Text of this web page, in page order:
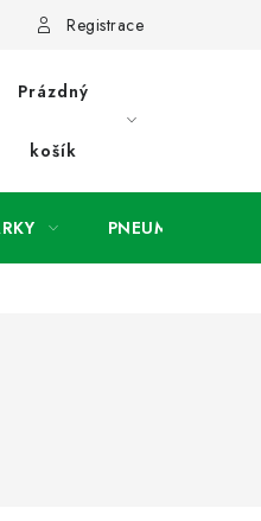
údajů O společnosti a
Registrace
Prázdný
košík
PNEUMATIKY